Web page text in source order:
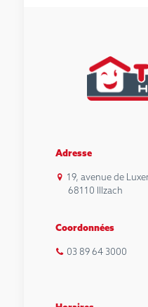
Adresse
19, avenue de
68110 Illzach
Coordonnées
03 89 64 3000